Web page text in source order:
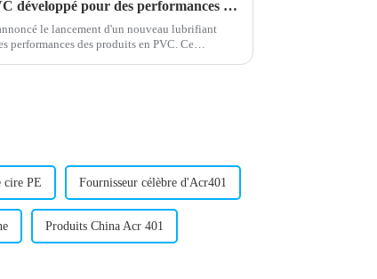
Nouveau lubrifiant externe en PVC développé pour des performances améliorées
le lancement d'un nouveau lubrifiant
performances des produits en PVC. Ce
cire PE Fournisseur célèbre d'Acr401
Produits China Acr 401